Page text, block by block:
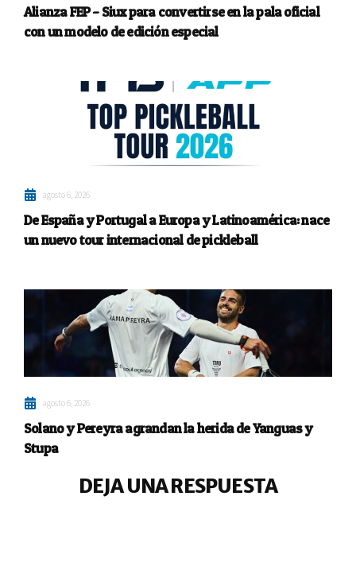
Alianza FEP – Siux para convertirse en la pala oficial
con un modelo de edición especial
agosto 6, 2026
De España y Portugal a Europa y Latinoamérica: nace
un nuevo tour internacional de pickleball
agosto 6, 2026
Solano y Pereyra agrandan la herida de Yanguas y
Stupa
DEJA UNA RESPUESTA